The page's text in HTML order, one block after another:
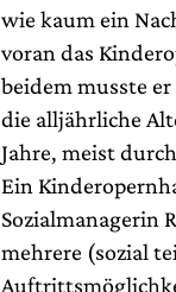
wie kaum ein
voran das
beidem musste
die alljährliche
Jahre, meist
Ein
Sozialmanagerin
mehrere (sozial